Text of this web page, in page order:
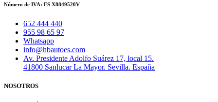
Número de IVA: ES X8849520V
652 444 440
955 98 65 97
Whatsapp
info@hbautoes.com
Av. Presidente Adolfo Suárez 17, local 15.
41800 Sanlucar La Mayor. Sevilla. España
NOSOTROS